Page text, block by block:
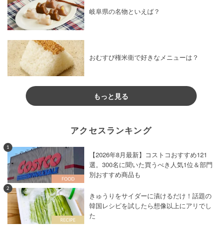
岐阜県の名物といえば？
おむすび権米衛で好きなメニューは？
もっと見る
アクセスランキング
1
【2026年8月最新】コストコおすすめ121
選。300名に聞いた買うべき人気1位＆部門
別おすすめ商品も
2
きゅうりをサイダーに漬けるだけ！話題の
韓国レシピを試したら想像以上にアリでし
た